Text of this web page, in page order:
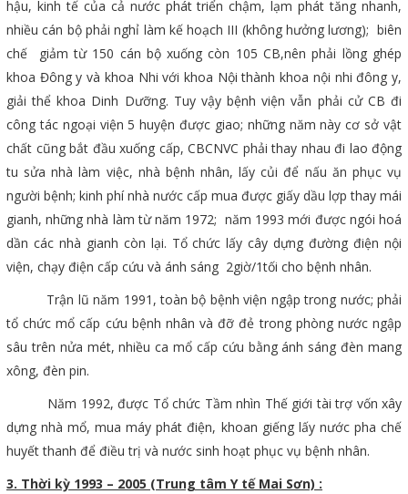
hậu, kinh tế của cả nước phát triển chậm, lạm phát tăng nhanh,
nhiều cán bộ phải nghỉ làm kế hoạch III (không hưởng lương); biên
chế giảm từ 150 cán bộ xuống còn 105 CB,nên phải lồng ghép
khoa Đông y và khoa Nhi với khoa Nội thành khoa nội nhi đông y,
giải thể khoa Dinh Dưỡng. Tuy vậy bệnh viện vẫn phải cử CB đi
công tác ngoại viện 5 huyện được giao; những năm này cơ sở vật
chất cũng bắt đầu xuống cấp, CBCNVC phải thay nhau đi lao động
tu sửa nhà làm việc, nhà bệnh nhân, lấy củi để nấu ăn phục vụ
người bệnh; kinh phí nhà nước cấp mua được giấy dầu lợp thay mái
gianh, những nhà làm từ năm 1972; năm 1993 mới được ngói hoá
dần các nhà gianh còn lại. Tổ chức lấy cây dựng đường điện nội
viện, chạy điện cấp cứu và ánh sáng 2giờ/1tối cho bệnh nhân.
Trận lũ năm 1991, toàn bộ bệnh viện ngập trong nước; phải
tổ chức mổ cấp cứu bệnh nhân và đỡ đẻ trong phòng nước ngập
sâu trên nửa mét, nhiều ca mổ cấp cứu bằng ánh sáng đèn mang
xông, đèn pin.
Năm 1992, được Tổ chức Tầm nhìn Thế giới tài trợ vốn xây
dựng nhà mổ, mua máy phát điện, khoan giếng lấy nước pha chế
huyết thanh để điều trị và nước sinh hoạt phục vụ bệnh nhân.
3. Thời kỳ 1993 – 2005 (Trung tâm Y tế Mai Sơn) :